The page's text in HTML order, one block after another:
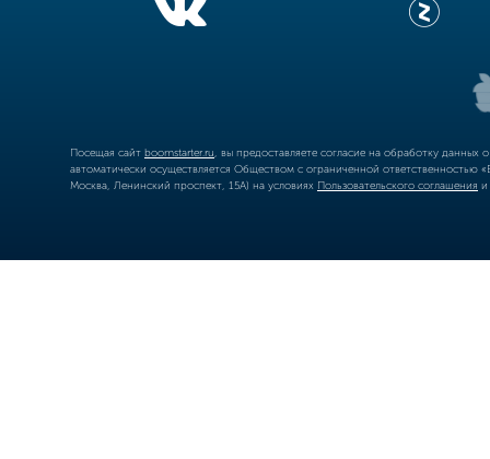
Посещая сайт boomstarter.ru , вы предоставляете согласие на обработку
автоматически осуществляется Обществом с ограниченной
Москва, Ленинский проспект, 15А) на условиях Пользовательского соглашения и